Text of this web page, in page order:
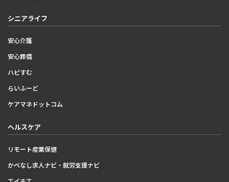
シニアライフ
安心介護
安心葬儀
ハピすむ
らいふーど
ケアマネドットコム
ヘルスケア
リモート産業保健
かべなし求人ナビ・就労支援ナビ